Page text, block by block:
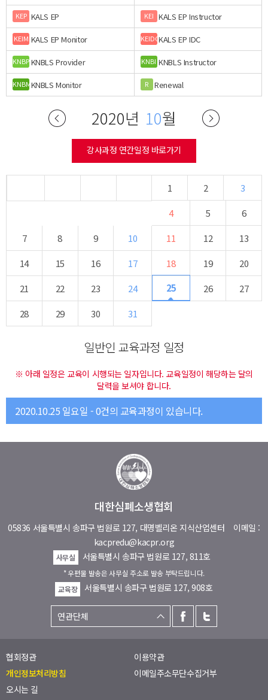
KEP KALS EP KEI KALS EP Instructor
KEIM KALS EP Monitor KEIDCKALS EP IDC
KNBPKNBLS Provider KNBI KNBLS Instructor
KNBMKNBLS Monitor R Renewal
2020년 10월
강사과정 연간일정 바로가기
1 2
3
4
5
6
7
8 9 10 11 12
13
14
15 16 17 18 19
20
21
22 23 24 25 26
27
28
29 30 31
일반인 교육과정 일정
※ 아래 일정은 교육이 시행되는 일자입니다. 교육일정이 해당하는 달의
달력을 보셔야 합니다.
2020.10.25 일요일 - 0건의 교육과정이 있습니다.
대한심폐소생협회
05836 서울특별시 송파구 법원로 127, 대명벨리온 지식산업센터 이메일 :
kacpredu@kacpr.org
사무실 서울특별시 송파구 법원로 127, 811호
* 우편물 발송은 사무실 주소로 발송 부탁드립니다.
교육장
서울특별시 송파구 법원로 127, 908호
협회정관
이용약관
개인정보처리방침
이메일주소무단수집거부
오시는 길